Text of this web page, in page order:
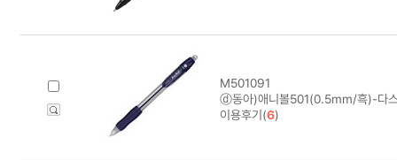
M501091
ⓓ동아)애니볼501(0.5mm/흑)-다
이용후기(6)